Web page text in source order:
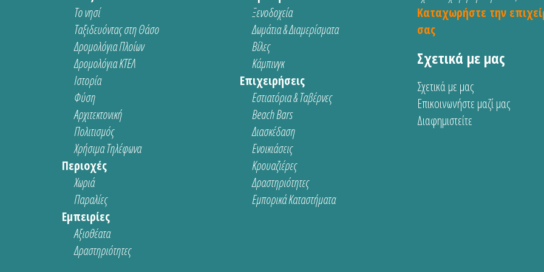
Το νησί
Ταξιδευόντας στη Θάσο
Δρομολόγια Πλοίων
Δρομολόγια ΚΤΕΛ
Ιστορία
Φύση
Αρχιτεκτονική
Πολιτισμός
Χρήσιμα Τηλέφωνα
Περιοχές
Χωριά
Παραλίες
Εμπειρίες
Αξιοθέατα
Δραστηριότητες
Ξενοδοχεία
Δωμάτια & Διαμερίσματα
Βίλες
Κάμπινγκ
Επιχειρήσεις
Εστιατόρια & Ταβέρνες
Beach Bars
Διασκέδαση
Ενοικιάσεις
Κρουαζιέρες
Δραστηριότητες
Εμπορικά Καταστήματα
Καταχωρήστε την
σας
Σχετικά με μας
Σχετικά με μας
Επικοινωνήστε μαζί μας
Διαφημιστείτε